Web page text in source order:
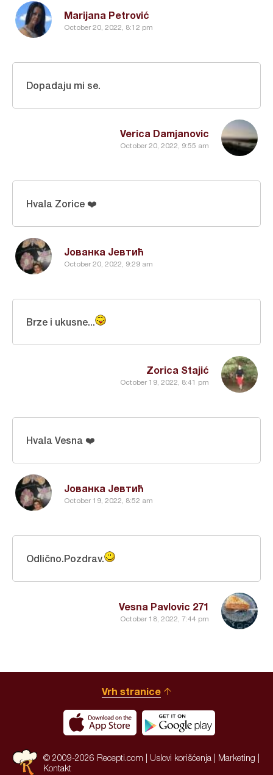
Marijana Petrović
October 20, 2022, 8:12 pm
Verica Damjanovic
October 20, 2022, 9:55 am
Dopadaju mi se.
Јованка Јевтић
October 20, 2022, 9:29 am
Hvala Zorice ❤️
Zorica Stajić
October 19, 2022, 8:41 pm
Brze i ukusne...
Јованка Јевтић
October 19, 2022, 8:52 am
Hvala Vesna ❤️
Vesna Pavlovic 271
October 18, 2022, 7:44 pm
Odlično.Pozdrav.
Vrh stranice
© 2009-2026 Recepti.com | Uslovi korišćenja Marketing
Kontakt